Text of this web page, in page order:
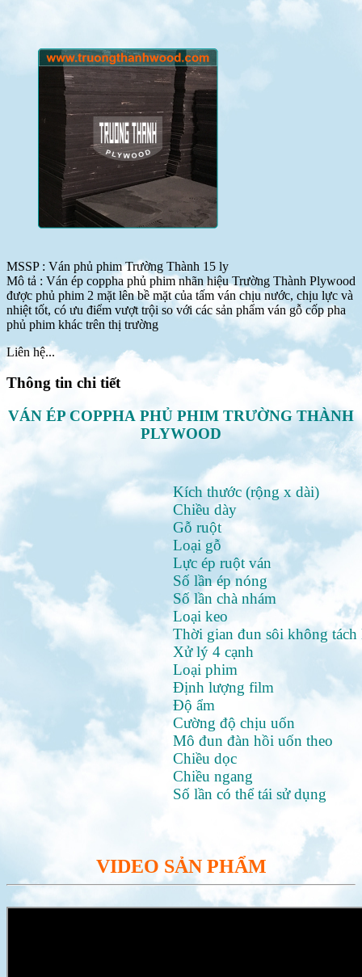
MSSP : Ván phủ phim Trường Thành 15 ly
Mô tả : Ván ép coppha phủ phim nhãn hiệu Trường Thành Plywood
được phủ phim 2 mặt lên bề mặt của tấm ván chịu nước, chịu lực và
nhiệt tốt, có ưu điểm vượt trội so với các sản phẩm ván gỗ cốp pha
phủ phim khác trên thị trường
Liên hệ...
Thông tin chi tiết
VÁN ÉP COPPHA PHỦ PHIM TRƯỜNG THÀNH
PLYWOOD
Kích thước (rộng x dài)
Chiều dày
Gỗ ruột
Loại gỗ
Lực ép ruột ván
Số lần ép nóng
Số lần chà nhám
Loại keo
Thời gian đun sôi không tách
Xử lý 4 cạnh
Loại phim
Định lượng film
Độ ẩm
Cường độ chịu uốn
Mô đun đàn hồi uốn theo
Chiều dọc
Chiều ngang
Số lần có thể tái sử dụng
VIDEO SẢN PHẨM